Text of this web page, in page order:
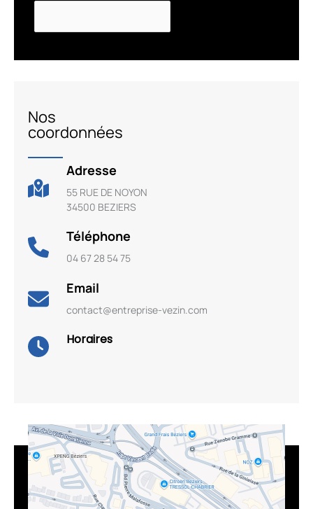
Nos
coordonnées
Adresse
55 RUE DE NOYON
34500 BEZIERS
Téléphone
04 67 28 54 75
Email
contact@entreprise-vezin.com
Horaires